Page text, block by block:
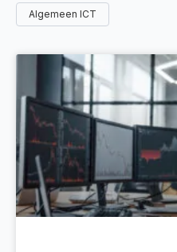
Algemeen ICT